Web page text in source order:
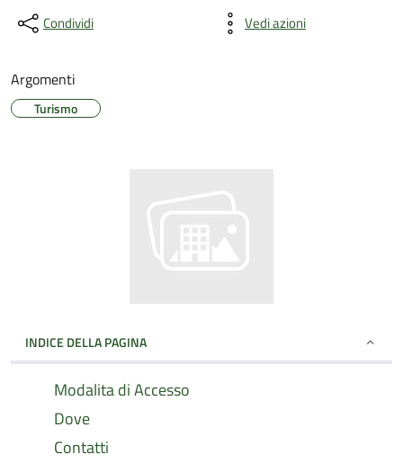
Condividi Vedi azioni
Argomenti
Turismo
INDICE DELLA PAGINA
Modalita di Accesso
Dove
Contatti